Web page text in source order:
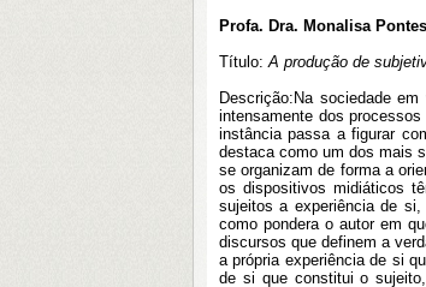
Profa. Dra. Monalisa
Título:A produção de
Descrição: Na sociedade
intensamente dos
instância passa a figurar
destaca como um dos mais
se organizam de forma a
os dispositivos midiáticos
sujeitos a experiência de
como pondera o autor em
discursos que definem a
a própria experiência de si
de si que constitui o